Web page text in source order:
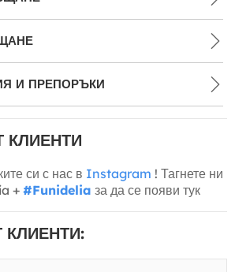
И ПРЕПОРЪКИ
КЛИЕНТИ
си с нас в Instagram ! Тагнете ни
+ #Funidelia за да се появи тук
КЛИЕНТИ: